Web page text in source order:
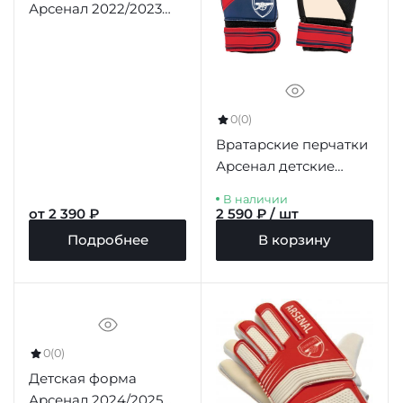
Арсенал 2022/2023
от 2 390 ₽
Подробнее
0(0)
Вратарские перчатки
Арсенал детские
DT, 7-9 лет
В наличии
2 590 ₽ / шт
В корзину
0(0)
Детская форма